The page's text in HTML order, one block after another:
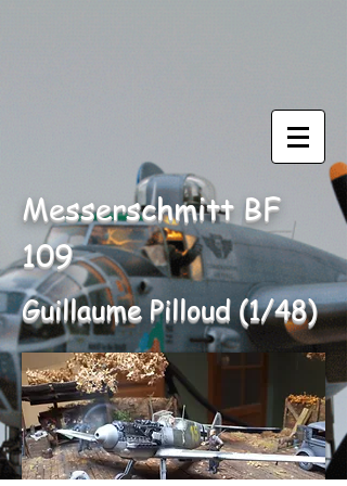
Messerschmitt BF
109
Guillaume Pilloud (1/48)